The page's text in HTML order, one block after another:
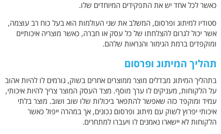
כאשר לכל אחד יש את התפקידים המיוחדים שלו.
סטודיו למיתוג ופרסום, המשלב את שני העולמות הוא בעל כוח רב עוצמה,
אשר יכול לגרום להצלחתו של כל עסק או חברה, כאשר מוצריה איכותיים
ומוקפדים ברמת הגימור והנראות שלהם.
תהליך המיתוג ופרסום
בתהליך המיתוג מבדלים מוצר ממוצרים אחרים בשוק, גורמים לו להיות אהוב
על הלקוחות, מעניקים לו ערך מוסף. מצד העסק המוצר צריך להיות איכותי,
עמיד ומוקפד כזה שאפשר להתפאר ביכולות שלו שוב ושוב. מוצר בלתי
איכותי יפרוץ לשוק עם מיתוג ופרסום נכונים, אך במהרה ייפול כאשר
הלקוחות לא יישארו נאמנים לו ויעברו למתחרים.